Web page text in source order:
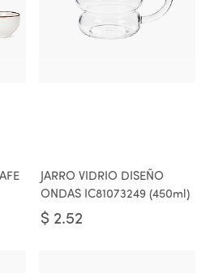
JARRO VIDRIO DISEÑO
ONDAS IC81073249 (450ml)
$ 2.52